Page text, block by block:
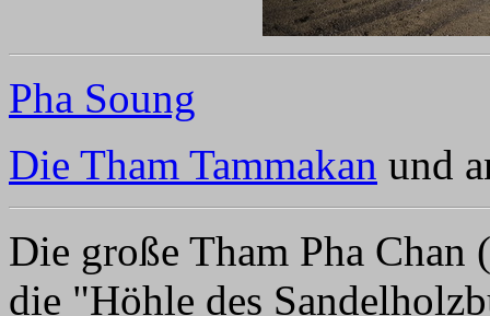
Pha Soung
Die Tham Tammakan und
Die große Tham Pha Chan
die "Höhle des